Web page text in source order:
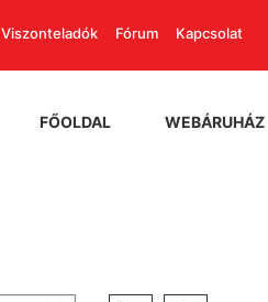
Viszonteladók Fórum Kapcsolat
FŐOLDAL WEBÁRUHÁZ